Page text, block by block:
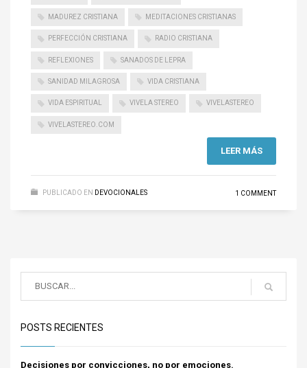
MADUREZ CRISTIANA MEDITACIONES CRISTIANAS
PERFECCIÓN CRISTIANA RADIO CRISTIANA
REFLEXIONES SANADOS DE LEPRA
SANIDAD MILAGROSA VIDA CRISTIANA
VIDA ESPIRITUAL VIVELA STEREO VIVELASTEREO
VIVELASTEREO.COM
LEER MÁS
PUBLICADO EN DEVOCIONALES 1 COMMENT
POSTS RECIENTES
Decisiones por convicciones, no por emociones.